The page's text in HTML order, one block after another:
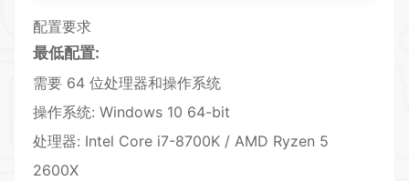
配置要求
最低配置:
需要 64 位处理器和操作系统
操作系统: Windows 10 64-bit
处理器: Intel Core i7-8700K / AMD Ryzen 5
2600X